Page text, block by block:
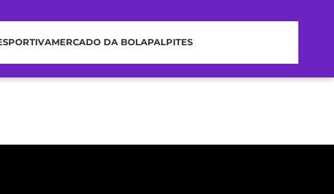
MERCADO DA BOLAPALPITES